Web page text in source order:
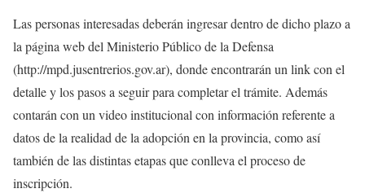
Las personas interesadas deberán ingresar dentro de dicho plazo a
la página web del Ministerio Público de la Defensa
(http://mpd.jusentrerios.gov.ar), donde encontrarán un link con el
detalle y los pasos a seguir para completar el trámite. Además
contarán con un video institucional con información referente a
datos de la realidad de la adopción en la provincia, como así
también de las distintas etapas que conlleva el proceso de
inscripción.